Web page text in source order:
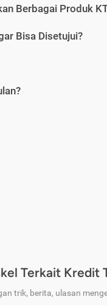
Berbagai Produk
Bisa Disetujui?
Terkait Kredit
trik, berita, ulasan